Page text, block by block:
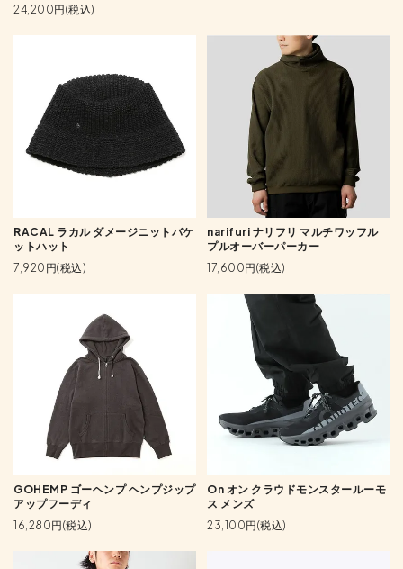
24,200円(税込)
RACAL ラカル ダメージニットバケ
ットハット
7,920円(税込)
narifuri ナリフリ マルチワッフル
プルオーバーパーカー
17,600円(税込)
GOHEMP ゴーヘンプ ヘンプジップ
アップフーディ
16,280円(税込)
On オン クラウドモンスタールーモ
ス メンズ
23,100円(税込)